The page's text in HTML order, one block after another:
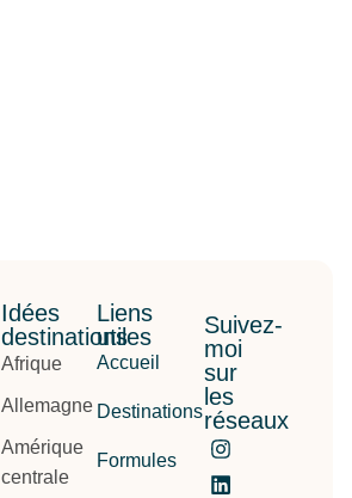
Idées
destinations
Afrique
Allemagne
Amérique
centrale
Liens
utiles
Accueil
Destinations
Formules
Suivez-
moi
sur
les
réseaux